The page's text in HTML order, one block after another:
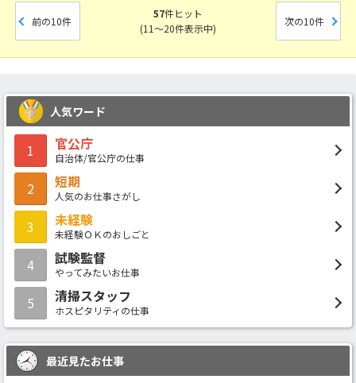
前の10件
57件ヒット
(11～20件表示中)
次の10件
人気ワード
1 官公庁
自治体/官公庁の仕事
2 短期
人気のお仕事さがし
3 未経験
未経験ＯＫのおしごと
4 試験監督
やってみたいお仕事
5 清掃スタッフ
ホスピタリティの仕事
最近見たお仕事